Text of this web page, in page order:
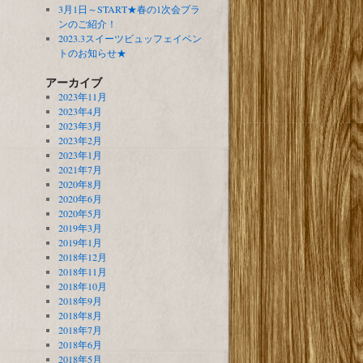
3月1日～START★春の1次会プラ
ンのご紹介！
2023.3スイーツビュッフェイベン
トのお知らせ★
アーカイブ
2023年11月
2023年4月
2023年3月
2023年2月
2023年1月
2021年7月
2020年8月
2020年6月
2020年5月
2019年3月
2019年1月
2018年12月
2018年11月
2018年10月
2018年9月
2018年8月
2018年7月
2018年6月
2018年5月